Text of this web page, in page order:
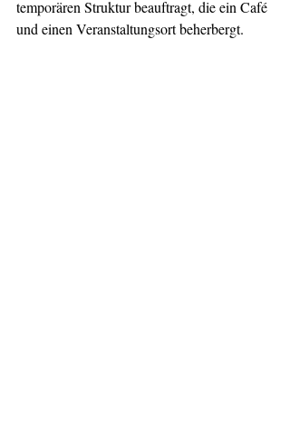
temporären Struktur beauftragt, die ein Café
und einen Veranstaltungsort beherbergt.